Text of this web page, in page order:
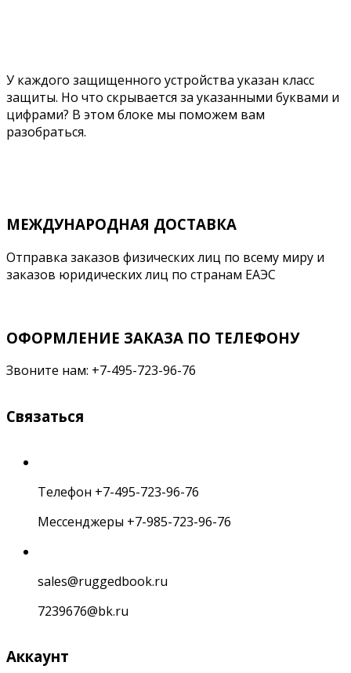
У каждого защищенного устройства указан класс
защиты. Но что скрывается за указанными буквами и
цифрами? В этом блоке мы поможем вам
разобраться.
МЕЖДУНАРОДНАЯ ДОСТАВКА
Отправка заказов физических лиц по всему миру и
заказов юридических лиц по странам ЕАЭС
ОФОРМЛЕНИЕ ЗАКАЗА ПО ТЕЛЕФОНУ
Звоните нам: +7-495-723-96-76
Связаться
Телефон +7-495-723-96-76
Мессенджеры +7-985-723-96-76
sales@ruggedbook.ru
7239676@bk.ru
Аккаунт